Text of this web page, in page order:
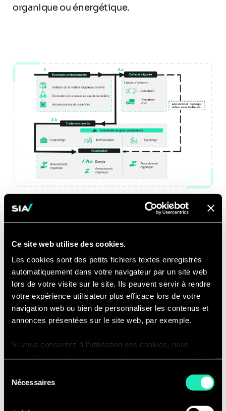
Ce site web utilise des cookies.
Les cookies sont des petits fichiers textes enregistrés
automatiquement dans votre navigateur par un site web
lors de votre visite sur le site. Ils peuvent servir à rendre
votre expérience utilisateur plus efficace lors de votre
navigation web ou bien de personnaliser les contenus et
annonces présentées sur le site web, par exemple.
Si vous consentez à l’utilisation des cookies, nous
consentir à cette utilisation à nouveau. Si vous ne
Nécessaires
organique ou énergétique.
Processus de gestion des déchets alimentaires par les
producteurs professionnels
Analyse Sia Partners
Les éventuels pré-traitements
En amont du traitement, les producteurs
professionnels doivent effectuer une phase
de tri. Les exigences de ce tri sont définies
restrictions sur les déchets peuvent
s’appliquer.
Suite à cela, un pré-traitement peut être